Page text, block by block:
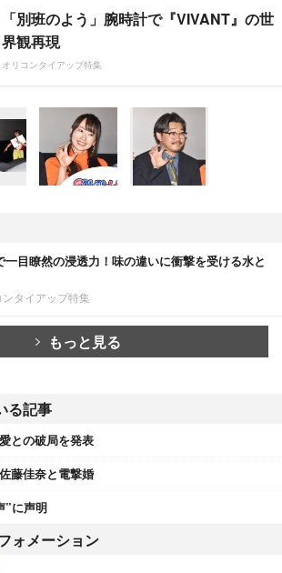
「別班のよう」腕時計で『VIVANT』の世
界観再現
オリコンタイアップ特集
一目瞭然の浸透力！味の違いに衝撃を受ける水と
ンタイアップ特集
もっと見る
る記事
との破局を発表
藤佳奈と電撃婚
”に声明
ォメーション